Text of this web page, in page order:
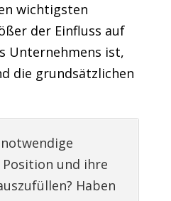
wichtigsten
der Einfluss auf
Unternehmens ist,
die grundsätzlichen
und ihre
Haben